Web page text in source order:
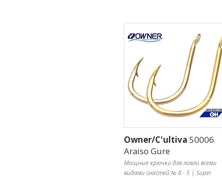
Owner/C'ultiva 50006
Araiso Gure
Мощные крючки для ловли всеми
видами снастей № 8 - 5 | Super